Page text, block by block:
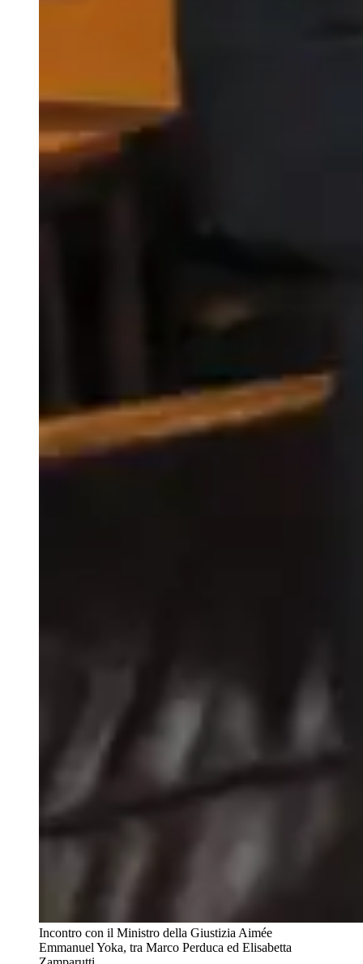
Incontro con il Ministro della Giustizia Aimée
Emmanuel Yoka, tra Marco Perduca ed Elisabetta